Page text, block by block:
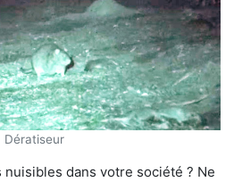
Dératiseur
dans votre société ? Ne